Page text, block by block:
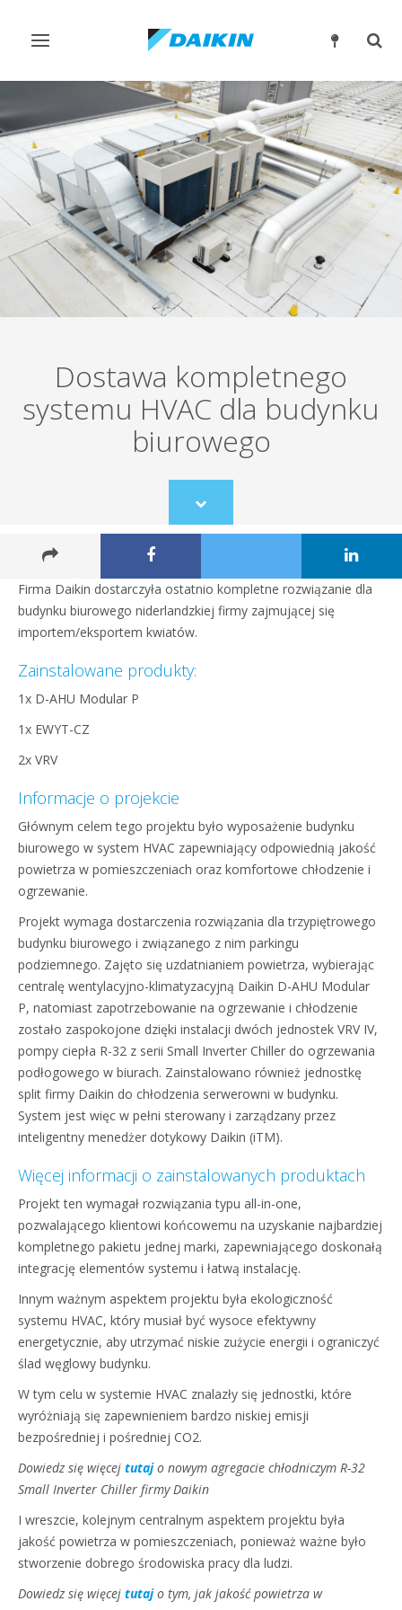
Przełącz
Dostawa kompletnego
systemu HVAC dla budynku
biurowego
Scroll
to
Firma Daikin dostarczyła ostatnio kompletne rozwiązanie dla
budynku biurowego niderlandzkiej firmy zajmującej się
importem/eksportem kwiatów.
Zainstalowane produkty:
1x D-AHU Modular P
1x EWYT-CZ
2x VRV
Informacje o projekcie
Głównym celem tego projektu było wyposażenie budynku
biurowego w system HVAC zapewniający odpowiednią jakość
powietrza w pomieszczeniach oraz komfortowe chłodzenie i
ogrzewanie.
Projekt wymaga dostarczenia rozwiązania dla trzypiętrowego
budynku biurowego i związanego z nim parkingu
podziemnego. Zajęto się uzdatnianiem powietrza, wybierając
centralę wentylacyjno-klimatyzacyjną Daikin D-AHU Modular
P, natomiast zapotrzebowanie na ogrzewanie i chłodzenie
zostało zaspokojone dzięki instalacji dwóch jednostek VRV IV,
pompy ciepła R-32 z serii Small Inverter Chiller do ogrzewania
podłogowego w biurach. Zainstalowano również jednostkę
split firmy Daikin do chłodzenia serwerowni w budynku.
System jest więc w pełni sterowany i zarządzany przez
inteligentny menedżer dotykowy Daikin (iTM).
Więcej informacji o zainstalowanych produktach
Projekt ten wymagał rozwiązania typu all-in-one,
pozwalającego klientowi końcowemu na uzyskanie najbardziej
kompletnego pakietu jednej marki, zapewniającego doskonałą
integrację elementów systemu i łatwą instalację.
Innym ważnym aspektem projektu była ekologiczność
systemu HVAC, który musiał być wysoce efektywny
energetycznie, aby utrzymać niskie zużycie energii i ograniczyć
ślad węglowy budynku.
W tym celu w systemie HVAC znalazły się jednostki, które
wyróżniają się zapewnieniem bardzo niskiej emisji
bezpośredniej i pośredniej CO2.
Dowiedz się więcej tutajo nowym agregacie chłodniczym R-32
Small Inverter Chiller firmy Daikin
I wreszcie, kolejnym centralnym aspektem projektu była
jakość powietrza w pomieszczeniach, ponieważ ważne było
stworzenie dobrego środowiska pracy dla ludzi.
Dowiedz się więcej tutajo tym, jak jakość powietrza w